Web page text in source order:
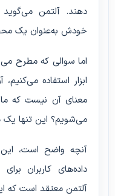
خودش به‌عنوان یک
اما سوالی که مطرح
ابزار استفاده
معنای آن نیست که
می‌شویم؟ این تنها
داده‌های کاربران
آلتمن معتقد است که